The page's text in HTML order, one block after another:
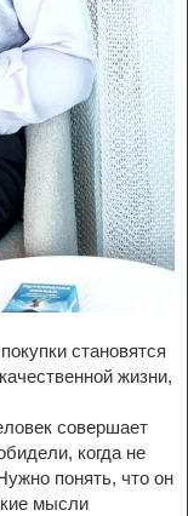
становятся
жизни,
совершает
когда не
понять, что он
мысли